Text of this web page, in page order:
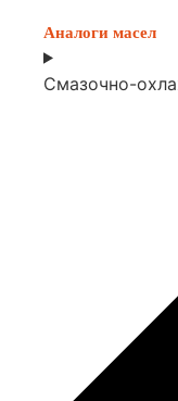
Аналоги масел
Смазочно-